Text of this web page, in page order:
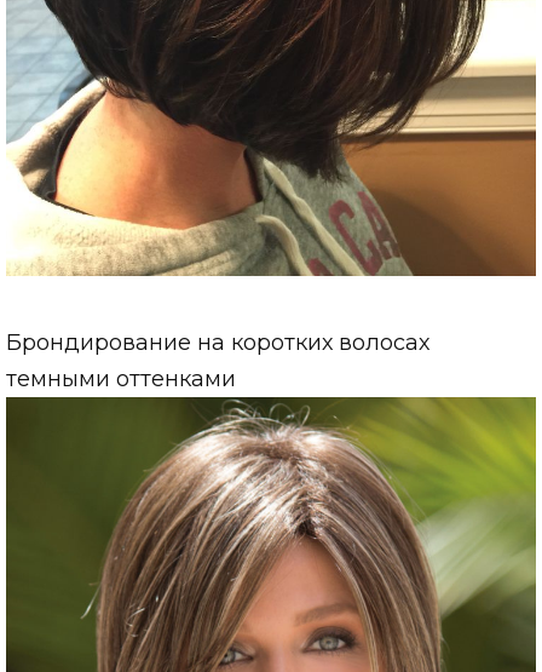
Брондирование на коротких волосах
темными оттенками